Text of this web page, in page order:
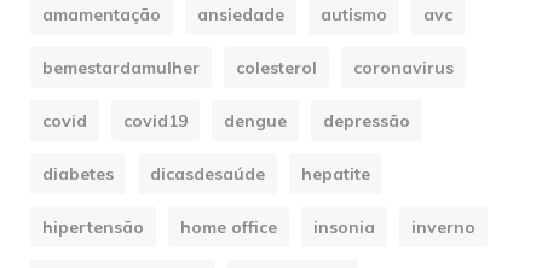
amamentação ansiedade autismo avc
bemestardamulher colesterol coronavirus
covid covid19 dengue depressão
diabetes dicasdesaúde hepatite
hipertensão home office insonia inverno